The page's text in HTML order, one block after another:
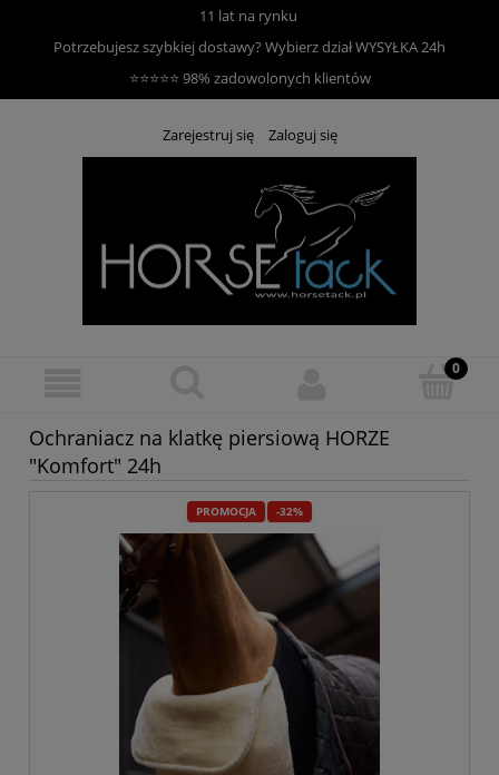
11 lat na rynku
Potrzebujesz szybkiej dostawy? Wybierz działWYSYŁKA 24h
⭐⭐⭐⭐⭐ 98% zadowolonych klientów
Zarejestruj się Zaloguj się
Ochraniacz na klatkę piersiową HORZE
"Komfort" 24h
PROMOCJA -32%